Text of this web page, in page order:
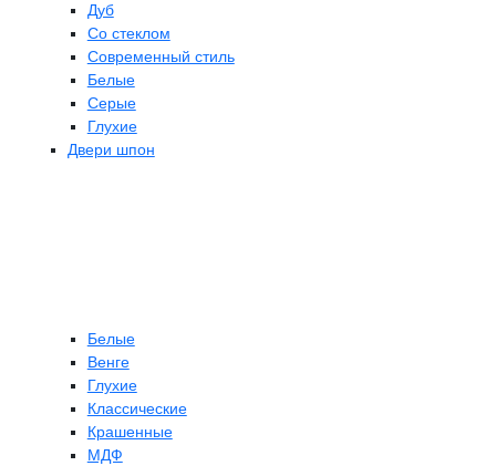
Дуб
Со стеклом
Современный стиль
Белые
Серые
Глухие
Двери шпон
Белые
Венге
Глухие
Классические
Крашенные
МДФ